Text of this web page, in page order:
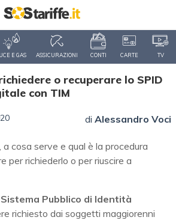
E GAS ASSICURAZIONI CONTI CARTE TV
o recuperare lo SPID
con TIM
di Alessandro Voci
a cosa serve e qual è la procedura
per richiederlo o per riuscire a
Sistema Pubblico di Identità
richiesto dai soggetti maggiorenni